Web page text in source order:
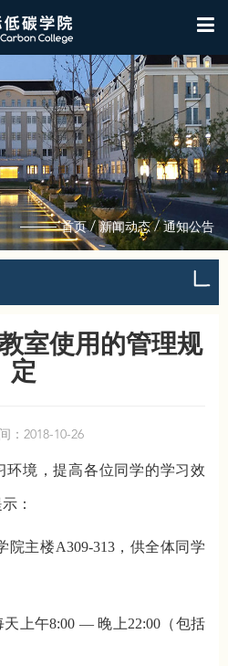
首页/新闻动态/ 通知公告
室使用的管理规
定
：2018-10-26
环境，提高各位同学的学习效
：
院主楼A309-313，供全体同学
天上午8:00 — 晚上22:00（包括